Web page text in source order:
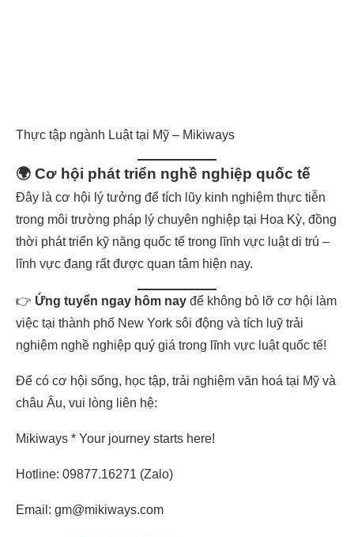
Thực tập ngành Luật tại Mỹ – Mikiways
🌍 Cơ hội phát triển nghề nghiệp quốc tế
Đây là cơ hội lý tưởng để tích lũy kinh nghiệm thực tiễn
trong môi trường pháp lý chuyên nghiệp tại Hoa Kỳ, đồng
thời phát triển kỹ năng quốc tế trong lĩnh vực luật di trú –
lĩnh vực đang rất được quan tâm hiện nay.
👉 Ứng tuyển ngay hôm nay để không bỏ lỡ cơ hội làm
việc tại thành phố New York sôi động và tích luỹ trải
nghiệm nghề nghiệp quý giá trong lĩnh vực luật quốc tế!
Để có cơ hội sống, học tập, trải nghiệm văn hoá tại Mỹ và
châu Âu, vui lòng liên hệ:
Mikiways * Your journey starts here!
Hotline: 09877.16271 (Zalo)
Email: gm@mikiways.com